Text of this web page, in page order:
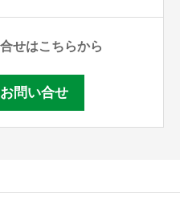
せはこちらから
問い合せ